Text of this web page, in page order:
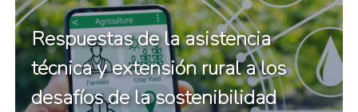
Respuestas de la asistencia
técnica y extensión rural a los
desafíos de la sostenibilidad